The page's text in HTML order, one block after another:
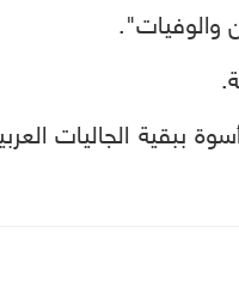
والوفيات".
ببقية الجاليات